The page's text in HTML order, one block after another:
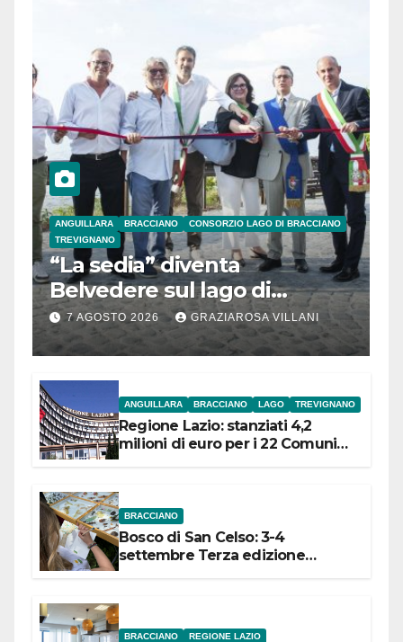
ANGUILLARA BRACCIANO
CONSORZIO LAGO DI BRACCIANO
TREVIGNANO
“La sedia” diventa
Belvedere sul lago di
Bracciano: ieri
l’inaugurazione
7 AGOSTO 2026 GRAZIAROSA VILLANI
ANGUILLARA BRACCIANO LAGO TREVIGNANO
Regione Lazio: stanziati 4,2
milioni di euro per i 22 Comuni
BRACCIANO
Bosco di San Celso: 3-4
settembre Terza edizione
BRACCIANO REGIONE LAZIO